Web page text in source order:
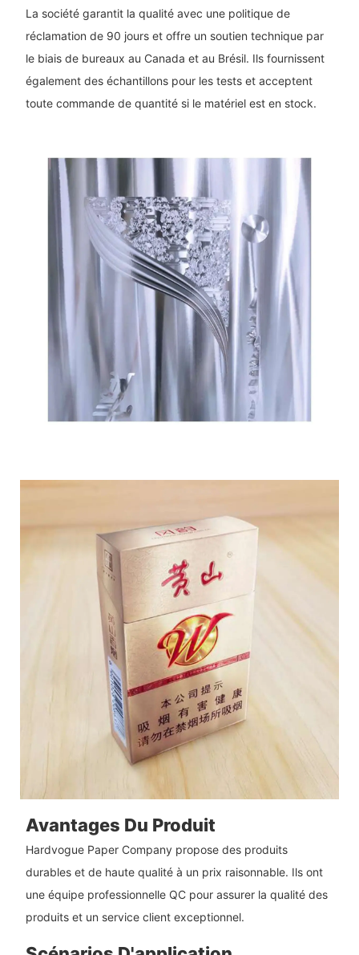
La société garantit la qualité avec une politique de
réclamation de 90 jours et offre un soutien technique par
le biais de bureaux au Canada et au Brésil. Ils fournissent
également des échantillons pour les tests et acceptent
toute commande de quantité si le matériel est en stock.
Avantages Du Produit
Hardvogue Paper Company propose des produits
durables et de haute qualité à un prix raisonnable. Ils ont
une équipe professionnelle QC pour assurer la qualité des
produits et un service client exceptionnel.